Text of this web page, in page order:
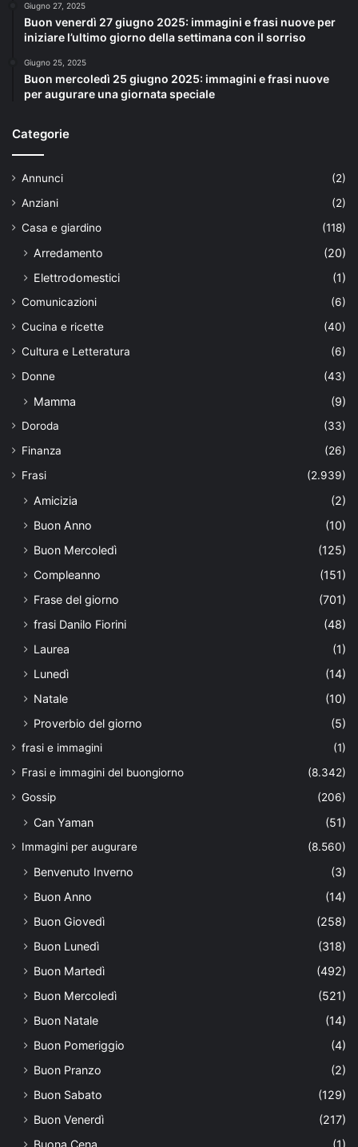
Giugno 27, 2025
Buon venerdì 27 giugno 2025: immagini e frasi nuove per
iniziare l’ultimo giorno della settimana con il sorriso
Giugno 25, 2025
Buon mercoledì 25 giugno 2025: immagini e frasi nuove
per augurare una giornata speciale
Categorie
Annunci
(2)
Anziani
(2)
Casa e giardino
(118)
Arredamento
(20)
Elettrodomestici
(1)
Comunicazioni
(6)
Cucina e ricette
(40)
Cultura e Letteratura
(6)
Donne
(43)
Mamma (9)
Doroda
(33)
Finanza
(26)
Frasi
(2.939)
Amicizia
(2)
Buon Anno
(10)
Buon Mercoledì
(125)
Compleanno
(151)
Frase del giorno
(701)
frasi Danilo Fiorini
(48)
Laurea
(1)
Lunedì
(14)
Natale
(10)
Proverbio del giorno
(5)
frasi e immagini
(1)
Frasi e immagini del buongiorno
(8.342)
Gossip
(206)
Can Yaman (51)
Immagini per augurare (8.560)
Benvenuto Inverno
(3)
Buon Anno
(14)
Buon Giovedì
(258)
Buon Lunedì
(318)
Buon Martedì
(492)
Buon Mercoledì
(521)
Buon Natale
(14)
Buon Pomeriggio
(4)
Buon Pranzo
(2)
Buon Sabato
(129)
Buon Venerdì
(217)
Buona Cena
(1)